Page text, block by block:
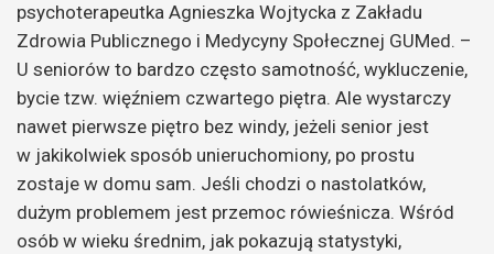
psychoterapeutka Agnieszka Wojtycka z Zakładu
Zdrowia Publicznego i Medycyny Społecznej GUMed. –
U seniorów to bardzo często samotność, wykluczenie,
bycie tzw. więźniem czwartego piętra. Ale wystarczy
nawet pierwsze piętro bez windy, jeżeli senior jest
w jakikolwiek sposób unieruchomiony, po prostu
zostaje w domu sam. Jeśli chodzi o nastolatków,
dużym problemem jest przemoc rówieśnicza. Wśród
osób w wieku średnim, jak pokazują statystyki,